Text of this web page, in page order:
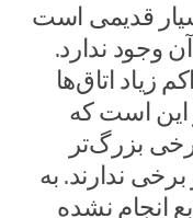
قدیمی است
وجود ندارد.
زیاد اتاق‌ها
این است که
بزرگ‌تر
ندارند. به
انجام نشده